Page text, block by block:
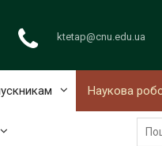
ktetap@cnu.edu.ua
Наукова